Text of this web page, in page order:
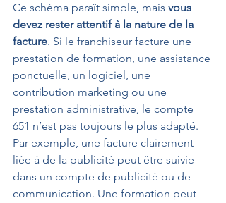
Ce schéma paraît simple, mais vous
devez rester attentif à la nature de la
facture. Si le franchiseur facture une
prestation de formation, une assistance
ponctuelle, un logiciel, une
contribution marketing ou une
prestation administrative, le compte
651 n’est pas toujours le plus adapté.
Par exemple, une facture clairement
liée à de la publicité peut être suivie
dans un compte de publicité ou de
communication. Une formation peut